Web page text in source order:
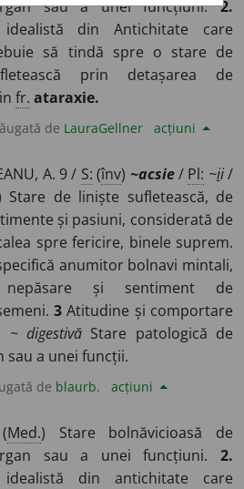
sau a unei funcțiuni.2.
idealistă din Antichitate care
să tindă spre o stare de
prin detașarea de
fr. ataraxie.
de LauraGellner acțiuni
A. 9 / S: (înv) ~acsie/ Pl: ~ii/
Stare de liniște sufletească, de
și pasiuni, considerată de
spre fericire, binele suprem.
anumitor bolnavi mintali,
nepăsare și sentiment de
3 Atitudine și comportare
~ digestivăStare patologică de
sau a unei funcții.
de blaurb. acțiuni
(Med.) Stare bolnăvicioasă de
sau a unei funcțiuni. 2.
idealistă din antichitate care